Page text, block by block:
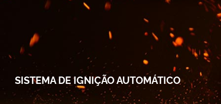
SISTEMA DE IGNIÇÃO AUTOMÁTICO